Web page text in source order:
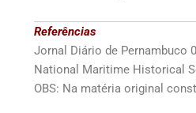
Referências
Jornal Diário de Pernambuco
National Maritime Historical
OBS: Na matéria original